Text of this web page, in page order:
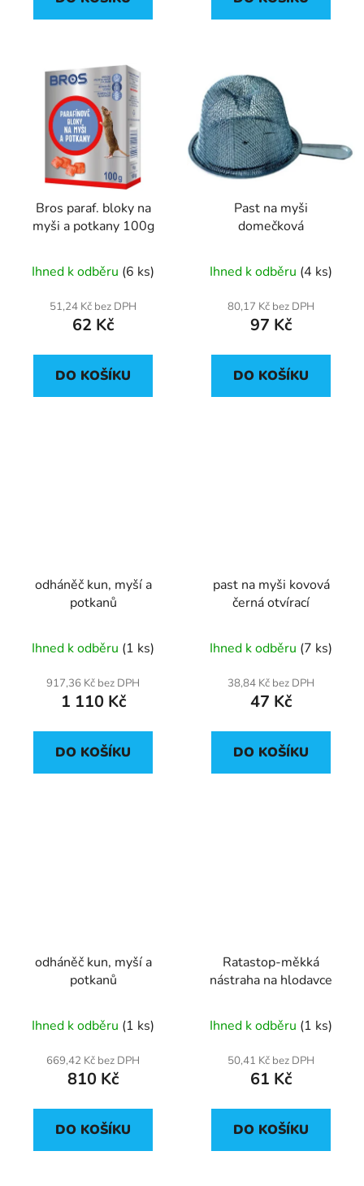
Bros paraf. bloky na
myši a potkany 100g
Ihned k odběru (6 ks)
51,24 Kč bez DPH
62 Kč
DO KOŠÍKU
Past na myši
domečková
Ihned k odběru (4 ks)
80,17 Kč bez DPH
97 Kč
DO KOŠÍKU
odháněč kun, myší a
potkanů
Ihned k odběru (1 ks)
917,36 Kč bez DPH
1 110 Kč
DO KOŠÍKU
past na myši kovová
černá otvírací
Ihned k odběru (7 ks)
38,84 Kč bez DPH
47 Kč
DO KOŠÍKU
odháněč kun, myší a
potkanů
Ihned k odběru (1 ks)
669,42 Kč bez DPH
810 Kč
DO KOŠÍKU
Ratastop-měkká
nástraha na hlodavce
Ihned k odběru (1 ks)
50,41 Kč bez DPH
61 Kč
DO KOŠÍKU